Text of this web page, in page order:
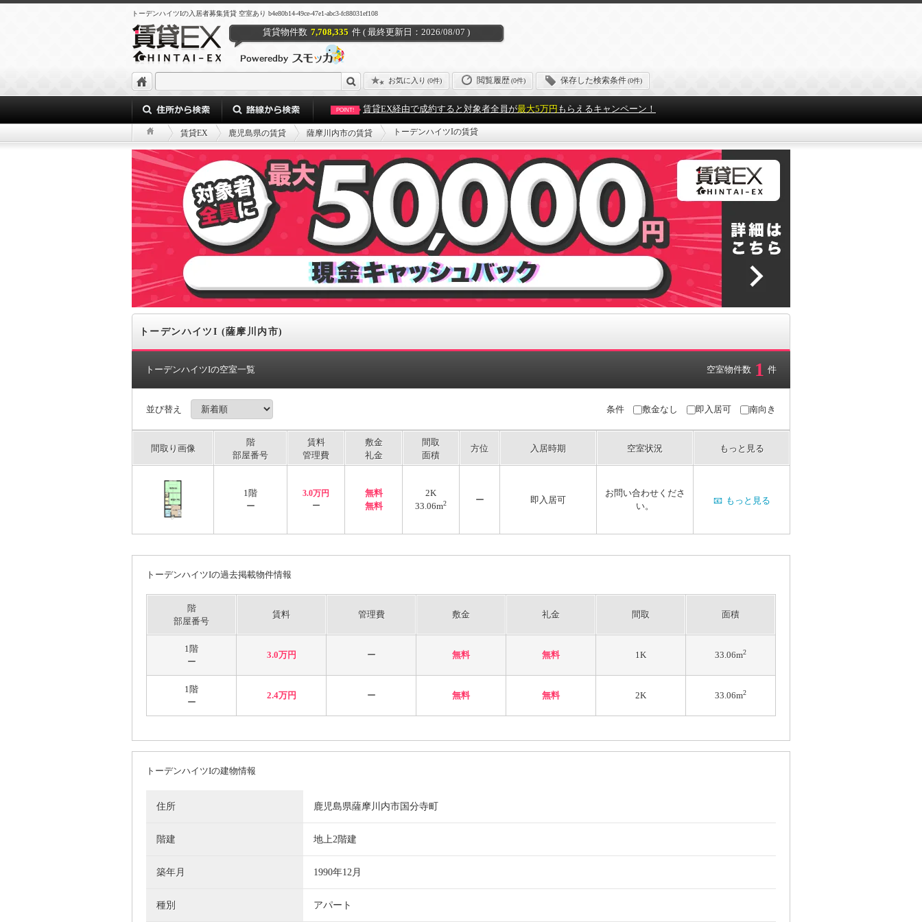
トーデンハイツIの入居者募集賃貸 空室あり b4e80b14-49ce-47e1-abc3-fc88031ef108
賃貸物件数 7,708,335 件 ( 最終更新日：2026/08/07 )
お気に入り (0件) 閲覧履歴(0件) 保存した検索条件(0件)
POINT! 賃貸EX経由で成約すると対象者全員が最大5万円 もらえるキャンペーン！
賃貸EX 鹿児島県の賃貸 薩摩川内市の賃貸 トーデンハイツIの賃貸
トーデンハイツI (薩摩川内市)
トーデンハイツIの空室一覧 空室物件数 1 件
並び替え 条件 敷金なし 即入居可 南向き
間取り画像
階
部屋番号
賃料
管理費
敷金
礼金
間取
面積
方位 入居時期 空室状況 もっと見る
1階
ー
3.0万円
ー
無料
無料
2K
33.06m2 ー 即入居可
お問い合わせくださ
い。
📧 もっと見る
トーデンハイツIの過去掲載物件情報
階
部屋番号
賃料 管理費 敷金 礼金 間取 面積
1階
ー
3.0万円 ー 無料 無料 1K 33.06m2
1階
ー
2.4万円 ー 無料 無料 2K 33.06m2
トーデンハイツIの建物情報
住所 鹿児島県薩摩川内市国分寺町
階建 地上2階建
築年月 1990年12月
種別 アパート